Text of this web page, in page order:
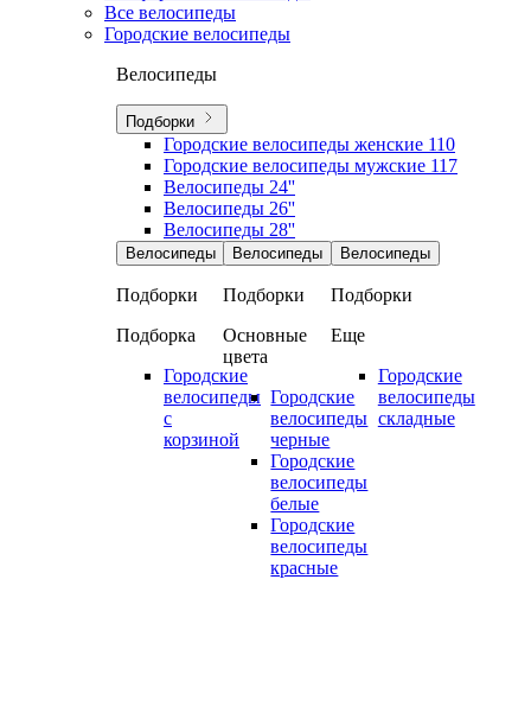
Все велосипеды
Городские велосипеды
Велосипеды
Подборки
Городские велосипеды женские 110
Городские велосипеды мужские 117
Велосипеды 24''
Велосипеды 26''
Велосипеды 28''
Велосипеды
Подборки
Подборка
Городские
велосипеды
с
корзиной
Велосипеды
Подборки
Основные
цвета
Городские
велосипеды
черные
Городские
велосипеды
белые
Городские
велосипеды
красные
Велосипеды
Подборки
Еще
Городские
велосипеды
складные